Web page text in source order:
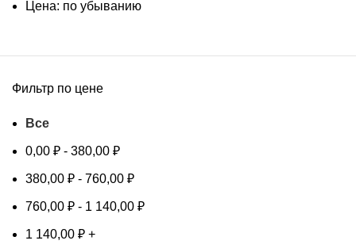
Цена: по убыванию
Фильтр по цене
Все
0,00 ₽ - 380,00 ₽
380,00 ₽ - 760,00 ₽
760,00 ₽ - 1 140,00 ₽
1 140,00 ₽ +